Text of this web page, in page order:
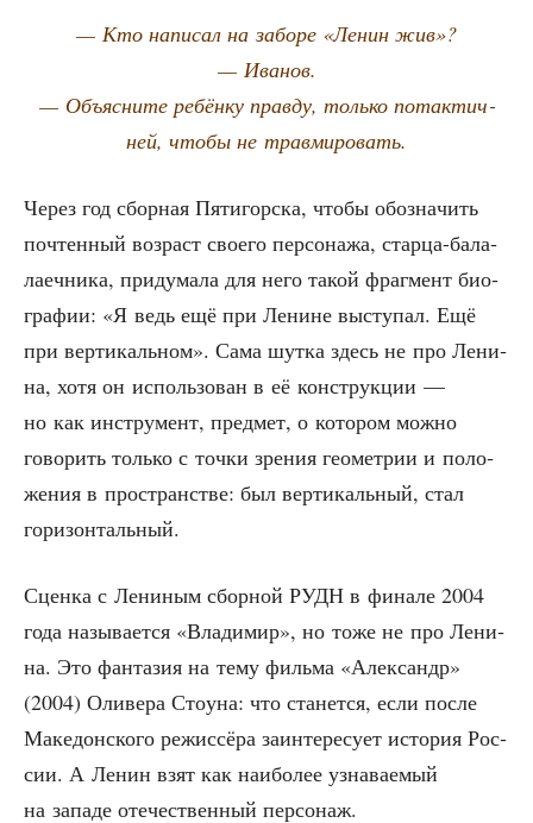
— Кто напи­сал на забо­ре «Ленин жив»?
— Иванов.
— Объ­яс­ни­те ребён­ку прав­ду, толь­ко потак­тич­
ней, что­бы не травмировать.
Через год сбор­ная Пяти­гор­ска, что­бы обо­зна­чить
почтен­ный воз­раст сво­е­го пер­со­на­жа, стар­ца-бала­
ла­еч­ни­ка, при­ду­ма­ла для него такой фраг­мент био­
гра­фии: «Я ведь ещё при Ленине высту­пал. Ещё
при вер­ти­каль­ном». Сама шут­ка здесь не про Лени­
на, хотя он исполь­зо­ван в её кон­струк­ции —
но как инстру­мент, пред­мет, о кото­ром мож­но
гово­рить толь­ко с точ­ки зре­ния гео­мет­рии и поло­
же­ния в про­стран­стве: был вер­ти­каль­ный, стал
горизонтальный.
Сцен­ка с Лени­ным сбор­ной РУДН в фина­ле 2004
года назы­ва­ет­ся «Вла­ди­мир», но тоже не про Лени­
на. Это фан­та­зия на тему филь­ма «Алек­сандр»
(2004) Оли­ве­ра Сто­у­на: что ста­нет­ся, если после
Маке­дон­ско­го режис­сё­ра заин­те­ре­су­ет исто­рия Рос­
сии. А Ленин взят как наи­бо­лее узна­ва­е­мый
на запа­де оте­че­ствен­ный персонаж.